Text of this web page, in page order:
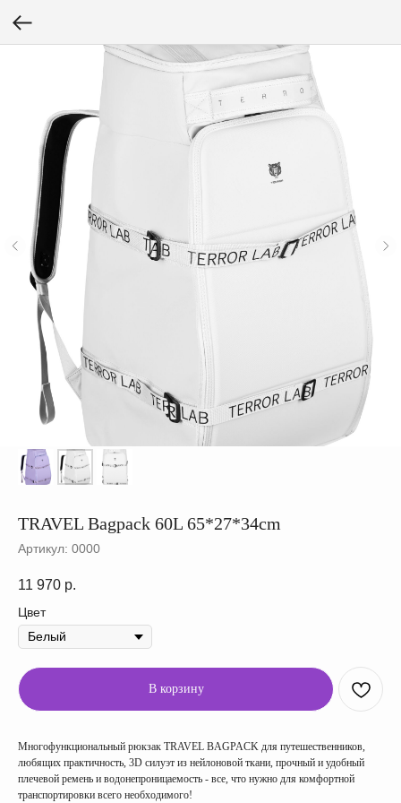
TRAVEL Bagpack 60L 65*27*34cm
Артикул: 0000
11 970 р.
Цвет
В корзину
Многофункциональный рюкзак TRAVEL BAGPACK для путешественников,
любящих практичность, 3D силуэт из нейлоновой ткани, прочный и удобный
плечевой ремень и водонепроницаемость - все, что нужно для комфортной
транспортировки всего необходимого!